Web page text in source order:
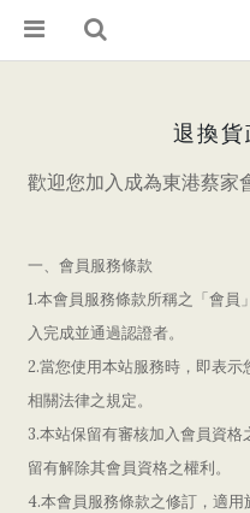
退換貨
歡迎您加入成為東港蔡家
一、會員服務條款
1.本會員服務條款所稱之「會員
入完成並通過認證者。
2.當您使用本站服務時，即表示
相關法律之規定。
3.本站保留有審核加入會員資
留有解除其會員資格之權利。
4.本會員服務條款之修訂，適用